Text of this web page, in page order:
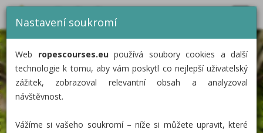
KATEGORIE
Nastavení soukromí
Web ropescourses.eupoužívá soubory cookies a další
technologie k tomu, aby vám poskytl co nejlepší uživatelský
zážitek, zobrazoval relevantní obsah a analyzoval
návštěvnost.
Vážíme si vašeho soukromí – níže si můžete upravit, které